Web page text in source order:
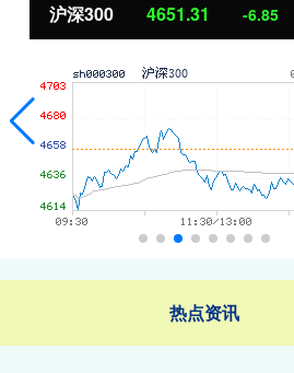
北证50 1122.88 3.42
热点资讯